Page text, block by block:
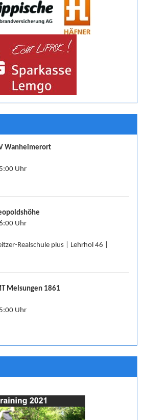
Wanheimerort
Uhr
Uhr
Realschule plus | Lehrhol 46 |
Melsungen 1861
Uhr